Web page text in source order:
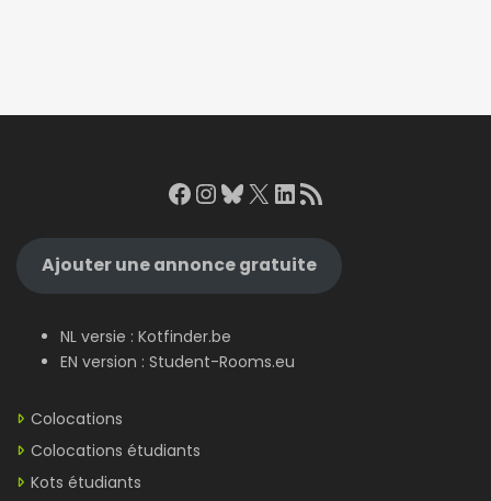
Facebook
Instagram
Bluesky
X LinkedIn
RSS Feed
Ajouter une annonce gratuite
NL versie : Kotfinder.be
EN version : Student-Rooms.eu
Colocations
Colocations étudiants
Kots étudiants